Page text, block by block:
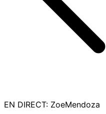
EN DIRECT: ZoeMendoza